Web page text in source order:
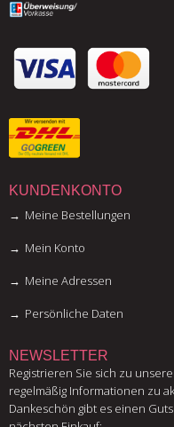
KUNDENKONTO
Meine Bestellungen
Mein Konto
Meine Adressen
Persönliche Daten
NEWSLETTER
Registrieren Sie sich zu
regelmäßig Informationen zu
Dankeschön gibt es einen